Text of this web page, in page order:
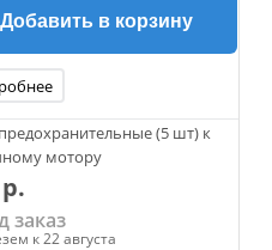
Добавить в корзину
(5 шт) к
мотору
заказ
к 22 августа